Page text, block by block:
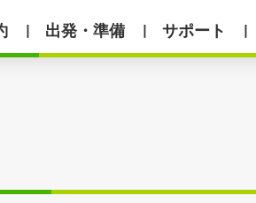
出発・準備 サポート